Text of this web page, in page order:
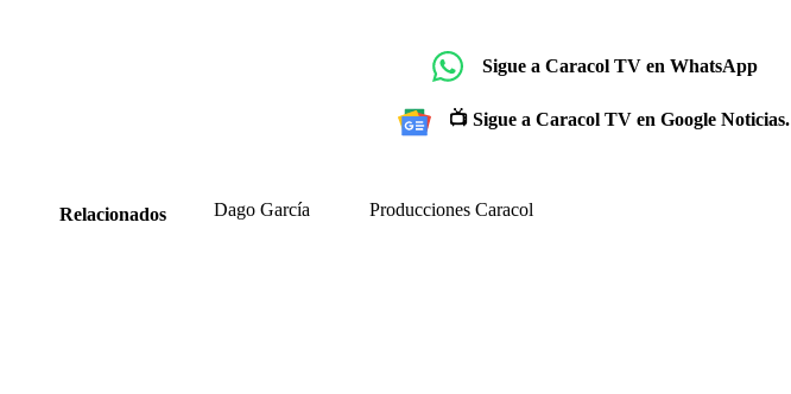
Sigue a Caracol TV en WhatsApp
📺 Sigue a Caracol TV en Google Noticias.
Relacionados Dago García Producciones Caracol